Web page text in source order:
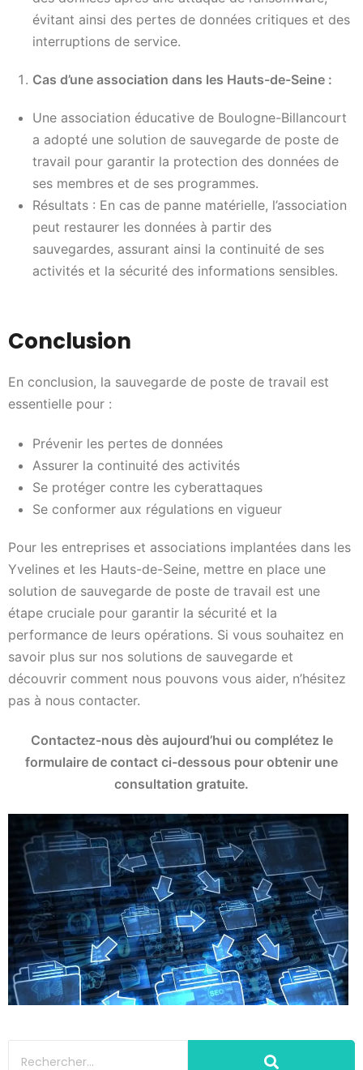
évitant ainsi des pertes de données critiques et des
interruptions de service.
Cas d’une association dans les Hauts-de-Seine :
Une association éducative de Boulogne-Billancourt
a adopté une solution de sauvegarde de poste de
travail pour garantir la protection des données de
ses membres et de ses programmes.
Résultats : En cas de panne matérielle, l’association
peut restaurer les données à partir des
sauvegardes, assurant ainsi la continuité de ses
activités et la sécurité des informations sensibles.
Conclusion
En conclusion, la sauvegarde de poste de travail est
essentielle pour :
Prévenir les pertes de données
Assurer la continuité des activités
Se protéger contre les cyberattaques
Se conformer aux régulations en vigueur
Pour les entreprises et associations implantées dans les
Yvelines et les Hauts-de-Seine, mettre en place une
solution de sauvegarde de poste de travail est une
étape cruciale pour garantir la sécurité et la
performance de leurs opérations. Si vous souhaitez en
savoir plus sur nos solutions de sauvegarde et
découvrir comment nous pouvons vous aider, n’hésitez
pas à nous contacter.
Contactez-nous dès aujourd’hui ou complétez le
formulaire de contact ci-dessous pour obtenir une
consultation gratuite.